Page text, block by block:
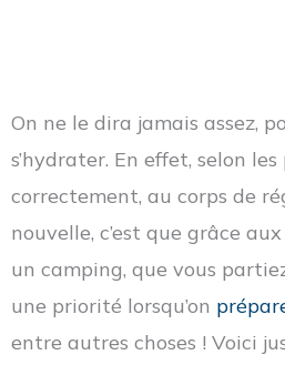
On ne le dira jamais assez,
s’hydrater. En effet, selon
correctement, au corps de
nouvelle, c’est que grâce
un camping, que vous
une priorité lorsqu’on
entre autres choses ! Voici